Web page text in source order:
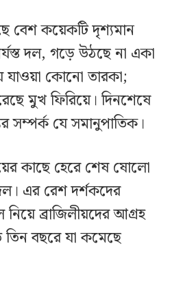
বেশ কয়েকটি দৃশ্যমান
দল, গড়ে উঠছে না একা
যাওয়া কোনো তারকা;
মুখ ফিরিয়ে। দিনশেষে
সম্পর্ক যে সমানুপাতিক।
কাছে হেরে শেষ ষোলো
এর রেশ দর্শকদের
ব্রাজিলীয়দের আগ্রহ
বছরে যা কমেছে